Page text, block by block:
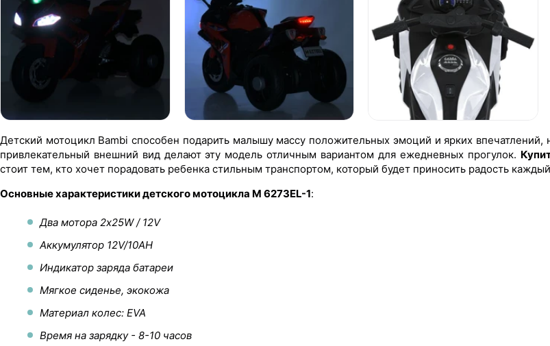
Детский мотоцикл Bambi способен подарить малышу массу положительных эмоций и ярких впечатлений,
привлекательный внешний вид делают эту модель отличным вариантом для ежедневных прогулок.
стоит тем, кто хочет порадовать ребенка стильным транспортом, который будет приносить радость
Основные характеристики детского мотоцикла M 6273EL-1:
Два мотора 2х25W / 12V
Аккумулятор 12V/10AH
Индикатор заряда батареи
Мягкое сиденье, экокожа
Материал колес: EVA
Время на зарядку - 8-10 часов